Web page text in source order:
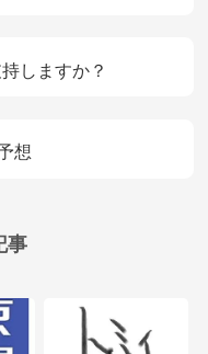
しますか？
想
事